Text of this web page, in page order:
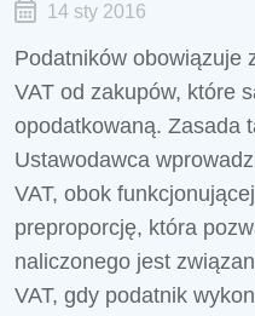
14 sty 2016
Podatników obowiązuje
VAT od zakupów, które
opodatkowaną. Zasada
Ustawodawca
VAT, obok
preproporcję, która
naliczonego jest
VAT, gdy podatnik